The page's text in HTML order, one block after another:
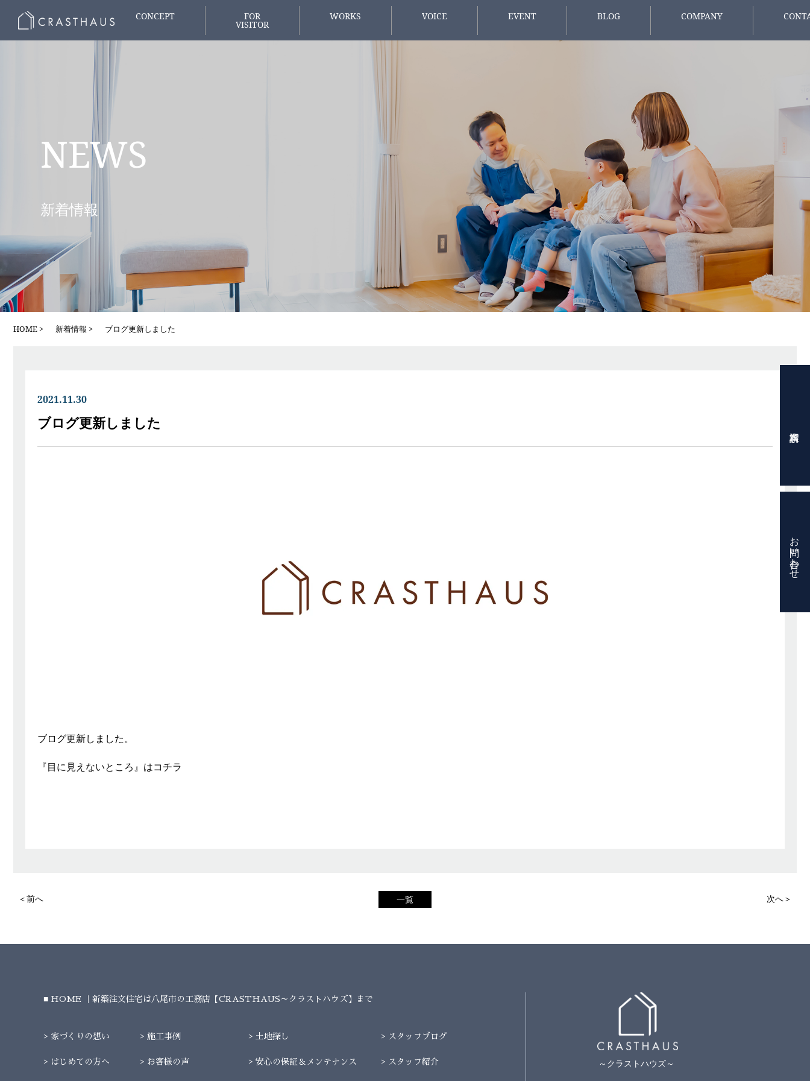
CONCEPT
FOR
VISITOR
はじめての方へ
WORKS
VOICE
EVENT
BLOG
COMPANY
お問い合わせ
NEWS
新着情報
HOME 新着情報 ブログ更新しました
2021.11.30
ブログ更新しました
ブログ更新しました。
『目に見えないところ』はコチラ
一覧
＜前へ 次へ＞
HOME ｜新築注文住宅は八尾市の工務店【CRASTHAUS～クラストハウズ】まで
家づくりの想い
はじめての方へ
施工事例
お客様の声
土地探し
安心の保証＆メンテナンス
スタッフブログ
スタッフ紹介 ～クラストハウズ～